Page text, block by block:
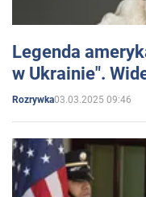
Legenda
w Ukrainie".
Rozrywka03.03.2025 09:46